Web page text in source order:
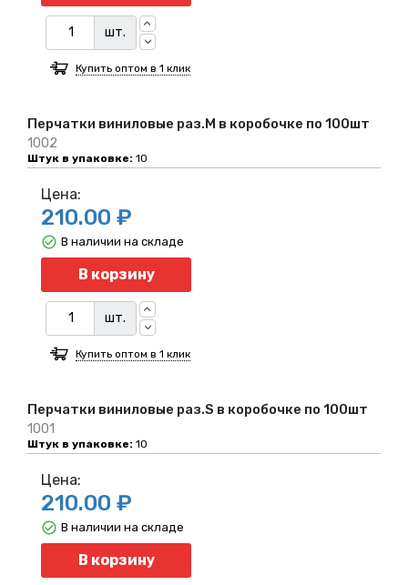
Перчатки виниловые раз.M в коробочке по 100шт
1002
Штук в упаковке: 10
шт.
Купить оптом в 1 клик
Перчатки виниловые раз.S в коробочке по 100шт
1001
Штук в упаковке: 10
Цена:
210.00 ₽
В корзину
шт.
В наличии на складе
Купить оптом в 1 клик
Цена:
210.00 ₽
В корзину
В наличии на складе